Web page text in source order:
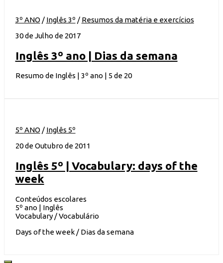
3º ANO / Inglês 3º / Resumos da matéria e exercícios
30 de Julho de 2017
Inglês 3º ano | Dias da semana
Resumo de Inglês | 3º ano | 5 de 20
5º ANO / Inglês 5º
20 de Outubro de 2011
Inglês 5º | Vocabulary: days of the
week
Conteúdos escolares
5º ano | Inglês
Vocabulary / Vocabulário
Days of the week / Dias da semana